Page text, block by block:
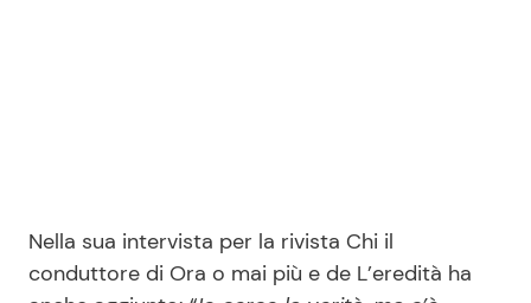
Nella sua intervista per la rivista Chi il
conduttore di Ora o mai più e de L’eredità ha